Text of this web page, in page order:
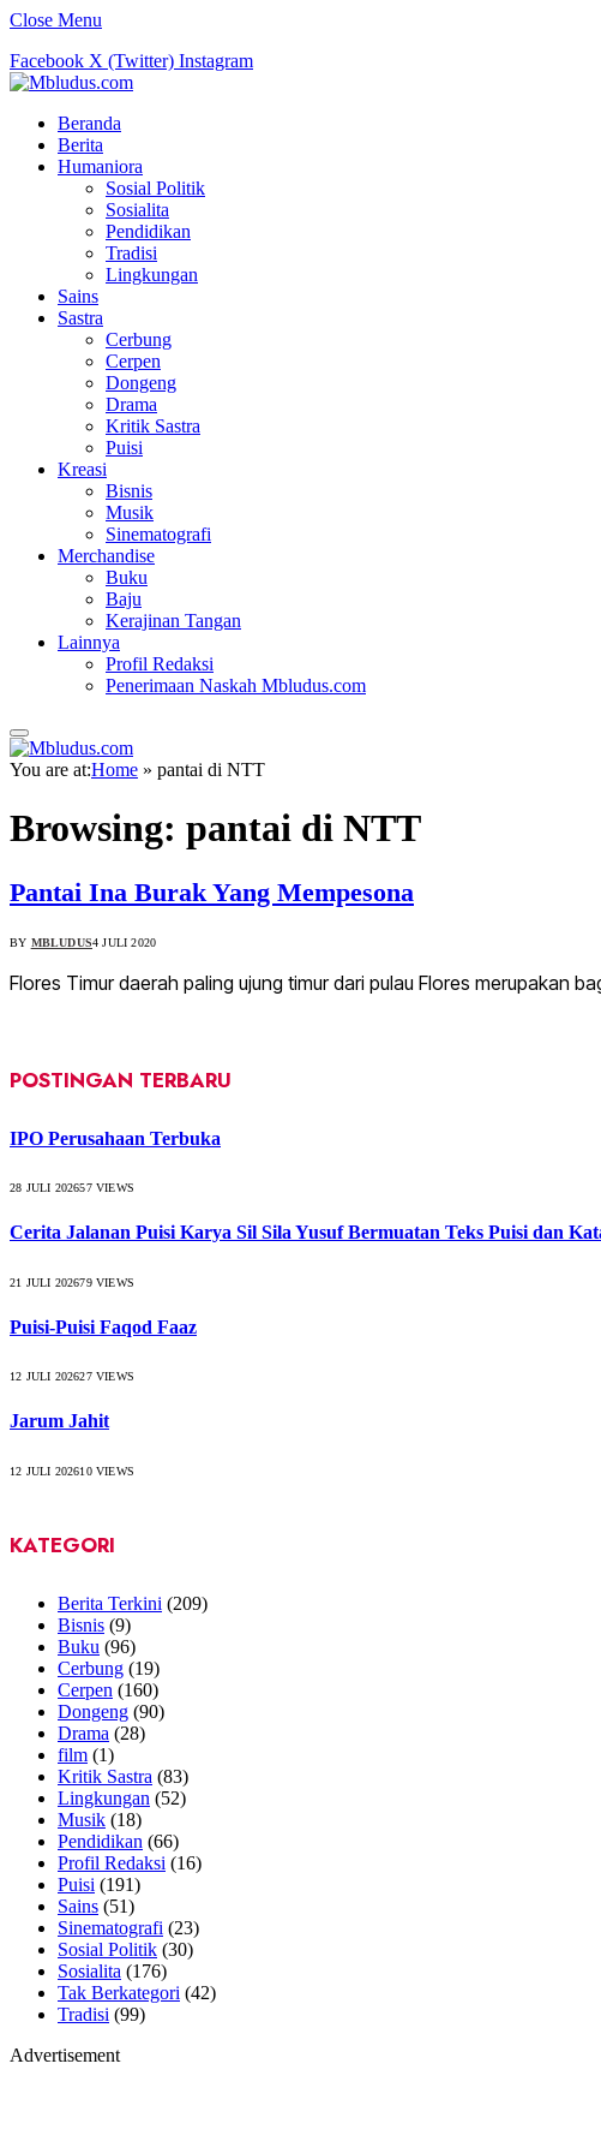
Close Menu
Facebook X (Twitter) Instagram
Beranda
Berita
Humaniora
Sosial Politik
Sosialita
Pendidikan
Tradisi
Lingkungan
Sains
Sastra
Cerbung
Cerpen
Dongeng
Drama
Kritik Sastra
Puisi
Kreasi
Bisnis
Musik
Sinematografi
Merchandise
Buku
Baju
Kerajinan Tangan
Lainnya
Profil Redaksi
Penerimaan Naskah Mbludus.com
You are at:Home » pantai di NTT
Browsing: pantai di NTT
Pantai Ina Burak Yang Mempesona
BY MBLUDUS4 JULI 2020
Flores Timur daerah paling ujung timur dari pulau Flores merupakan
POSTINGAN TERBARU
IPO Perusahaan Terbuka
28 JULI 202657VIEWS
Cerita Jalanan Puisi Karya Sil Sila Yusuf Bermuatan Teks Puisi dan
21 JULI 202679VIEWS
Puisi-Puisi Faqod Faaz
12 JULI 202627VIEWS
Jarum Jahit
12 JULI 202610VIEWS
KATEGORI
Berita Terkini (209)
Bisnis (9)
Buku (96)
Cerbung (19)
Cerpen (160)
Dongeng (90)
Drama (28)
film (1)
Kritik Sastra (83)
Lingkungan (52)
Musik (18)
Pendidikan (66)
Profil Redaksi (16)
Puisi (191)
Sains (51)
Sinematografi (23)
Sosial Politik (30)
Sosialita (176)
Tak Berkategori (42)
Tradisi (99)
Advertisement